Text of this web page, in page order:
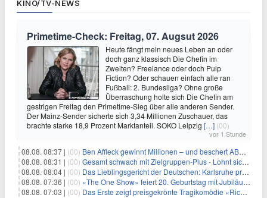
KINO/TV-NEWS
Primetime-Check: Freitag, 07. Augsut 2026
Heute fängt mein neues Leben an oder
doch ganz klassisch Die Chefin im
Zweiten? Freelance oder doch Pulp
Fiction? Oder schauen einfach alle ran
Fußball: 2. Bundesliga? Ohne große
Überraschung holte sich Die Chefin am
gestrigen Freitag den Primetime-Sieg über alle anderen Sender.
Der Mainz-Sender sicherte sich 3,34 Millionen Zuschauer, das
brachte starke 18,9 Prozent Marktanteil. SOKO Leipzig […] (00)
vor 1 Stunde
08.08. 08:37 | (00) Ben Affleck gewinnt Millionen – und beschert ABC Top-Quoten
08.08. 08:31 | (00) Gesamt schwach mit Zielgruppen-Plus - Lohnt sich First Dates Hotel doch?
08.08. 08:04 | (00) Das Lieblingsgericht der Deutschen: Karlsruhe prägt seit 75 Jahren die Republik
08.08. 07:36 | (00) «The One Show» feiert 20. Geburtstag mit Jubiläumswoche
08.08. 07:03 | (00) Das Erste zeigt preisgekrönte Tragikomödie «Rickerl» als Free-TV-Premiere